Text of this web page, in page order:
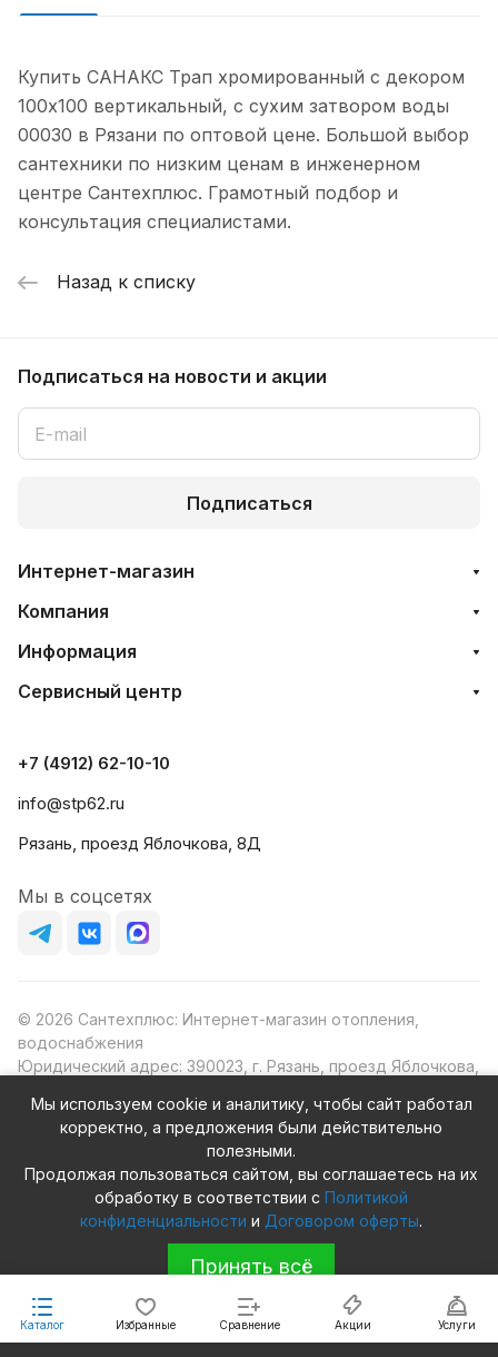
Купить CАНАКС Трап хромированный с декором
100х100 вертикальный, с сухим затвором воды
00030 в Рязани по оптовой цене. Большой выбор
сантехники по низким ценам в инженерном
центре Сантехплюс. Грамотный подбор и
консультация специалистами.
Назад к списку
Каталог Избранные Сравнение Акции Услуги
Подписаться на новости и акции
Подписаться
Интернет-магазин
Компания
Информация
Сервисный центр
+7 (4912) 62-10-10
info@stp62.ru
Рязань, проезд Яблочкова, 8Д
Мы в соцсетях
© 2026 Сантехплюс: Интернет-магазин отопления,
водоснабжения
Юридический адрес: 390023, г. Рязань, проезд Яблочкова,
ИНН/КПП: 6230087631/623001001
ОГРН: 1156230000080
Мы используем cookie и аналитику, чтобы сайт работал
корректно, а предложения были действительно
полезными.
Продолжая пользоваться сайтом, вы соглашаетесь на их
обработку в соответствии с Политикой
конфиденциальности и Договором оферты.
Принять всё